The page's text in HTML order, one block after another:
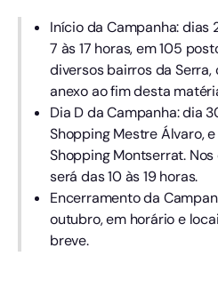
Início da Campanha: dias
7 às 17 horas, em 105
diversos bairros da
anexo ao fim desta
Dia D da Campanha: dia
Shopping Mestre Álvaro,
Shopping Montserrat.
será das 10 às 19 horas.
Encerramento da
outubro, em horário e
breve.